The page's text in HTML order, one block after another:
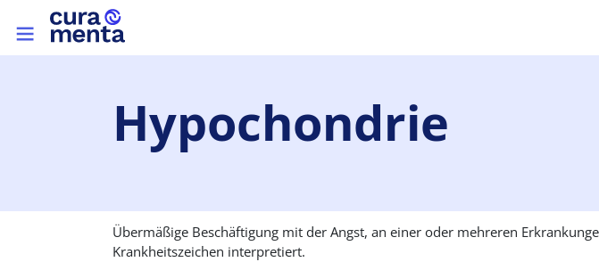
Direkt zum Inhalt
Top menu
Hypochondrie
Übermäßige Beschäftigung mit der Angst, an einer oder mehreren
Krankheitszeichen interpretiert.